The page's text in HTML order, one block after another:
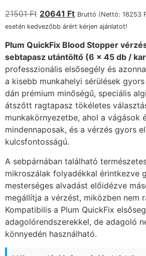
21501Ft 20641 Ft Bruttó (Nettó: 16253
esetén kedvezőbb árért kérjen ajánlatot!
Plum QuickFix Blood Stopper
sebtapasz utántöltő (6 x 45 db /
professzionális elsősegély és
a kisebb munkahelyi sérülések
dán prémium minőségű, speciális
átszőtt ragtapasz tökéletes
munkakörnyezetbe, ahol a vágások
mindennaposak, és a vérzés gyors
kulcsfontosságú.
A sebpárnában található
mikroszálak folyadékkal érintkezve
mesterséges alvadást előidézve
megállítja a vérzést, miközben nem
Kompatibilis a Plum QuickFix
adagolórendszerekkel, de adagoló
könnyedén használható.